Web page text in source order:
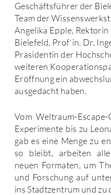
Geschäftsführer der
Team der
Angelika Epple,
Bielefeld, Prof‘in. Dr.
Präsidentin der
weiteren
Eröffnung ein
ausgedacht haben.
Vom Weltraum-
Experimente bis zu
gab es eine Menge zu
so bleibt, arbeiten
neuen Formaten, um
und Forschung auf
ins Stadtzentrum und zu